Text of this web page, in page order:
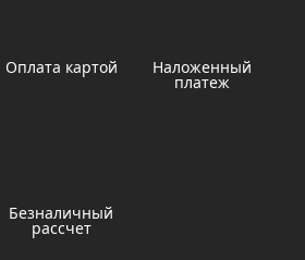
Оплата картой Наложенный
платеж
Безналичный
рассчет